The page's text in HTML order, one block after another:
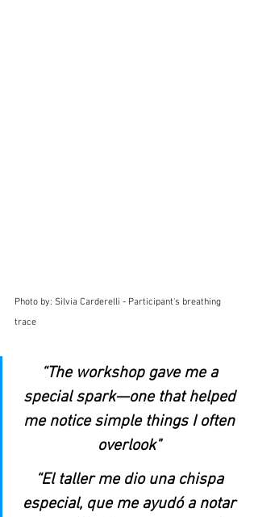
Photo by: Silvia Carderelli - Participant's breathing
trace
“The workshop gave me a
special spark—one that helped
me notice simple things I often
overlook"
“El taller me dio una chispa
especial, que me ayudó a notar